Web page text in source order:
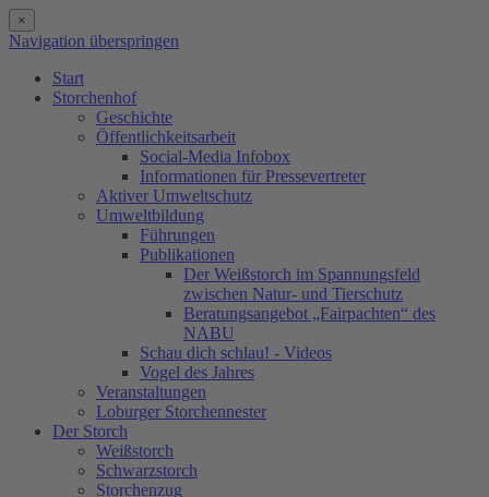
×
Navigation überspringen
Start
Storchenhof
Geschichte
Öffentlichkeitsarbeit
Social-Media Infobox
Informationen für Pressevertreter
Aktiver Umweltschutz
Umweltbildung
Führungen
Publikationen
Der Weißstorch im Spannungsfeld
zwischen Natur- und Tierschutz
Beratungsangebot „Fairpachten“ des
NABU
Schau dich schlau! - Videos
Vogel des Jahres
Veranstaltungen
Loburger Storchennester
Der Storch
Weißstorch
Schwarzstorch
Storchenzug